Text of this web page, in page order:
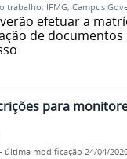
trabalho, IFMG, Campus
efetuar a
de
para
última modificação 24/04/